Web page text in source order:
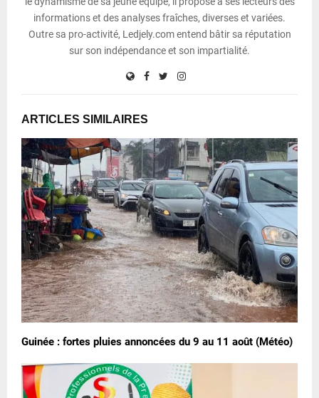
informations et des analyses fraîches, diverses et variées.
Outre sa pro-activité, Ledjely.com entend bâtir sa réputation
sur son indépendance et son impartialité.
ARTICLES SIMILAIRES
Guinée : fortes pluies annoncées du 9 au 11 août (Météo)